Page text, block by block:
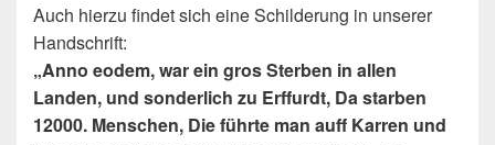
Auch hierzu findet sich eine Schilderung in unserer
Handschrift:
„Anno eodem, war ein gros Sterben in allen
Landen, und sonderlich zu Erffurdt, Da starben
12000. Menschen, Die führte man auff Karren und